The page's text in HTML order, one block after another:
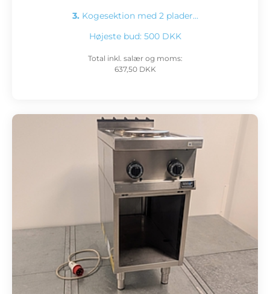
3. Kogesektion med 2 plader…
Højeste bud: 500 DKK
Total inkl. salær og moms:
637,50 DKK